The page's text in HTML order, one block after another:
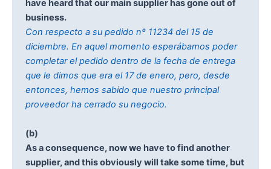
have heard that our main supplier has gone out of
business.
Con respecto a su pedido nº 11234 del 15 de
diciembre. En aquel momento esperábamos poder
completar el pedido dentro de la fecha de entrega
que le dimos que era el 17 de enero, pero, desde
entonces, hemos sabido que nuestro principal
proveedor ha cerrado su negocio.
(b)
As a consequence, now we have to find another
supplier, and this obviously will take some time, but